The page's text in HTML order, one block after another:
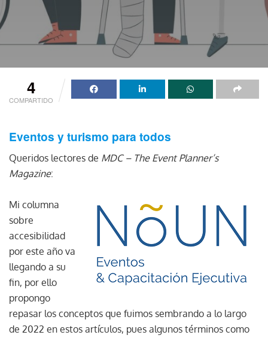
4
COMPARTIDO
Eventos y turismo para todos
Queridos lectores de MDC – The Event Planner’s
Magazine:
Mi columna
sobre
accesibilidad
por este año va
llegando a su
fin, por ello
propongo
repasar los conceptos que fuimos sembrando a lo largo
de 2022 en estos artículos, pues algunos términos como